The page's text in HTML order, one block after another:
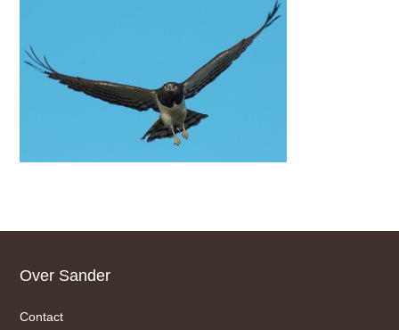
Footer
Over Sander
Contact